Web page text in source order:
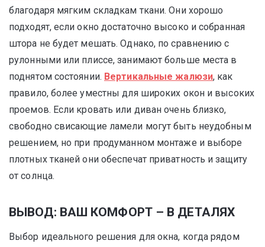
благодаря мягким складкам ткани. Они хорошо
подходят, если окно достаточно высоко и собранная
штора не будет мешать. Однако, по сравнению с
рулонными или плиссе, занимают больше места в
поднятом состоянии. Вертикальные жалюзи, как
правило, более уместны для широких окон и высоких
проемов. Если кровать или диван очень близко,
свободно свисающие ламели могут быть неудобным
решением, но при продуманном монтаже и выборе
плотных тканей они обеспечат приватность и защиту
от солнца.
ВЫВОД: ВАШ КОМФОРТ – В ДЕТАЛЯХ
Выбор идеального решения для окна, когда рядом